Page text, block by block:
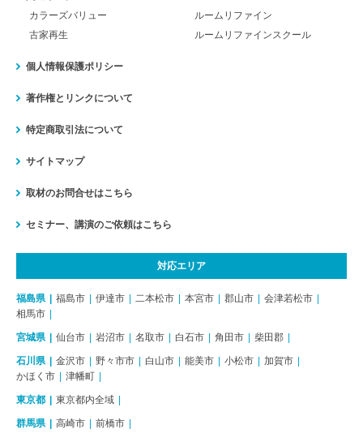
カラーズバリュー
ルームリファイン
古家再生
ルームリファインスクール
個人情報保護ポリシー
著作権とリンクについて
特定商取引法について
サイトマップ
取材のお問合せはこちら
セミナー、講演のご依頼はこちら
対応エリア
福島県 福島市 伊達市 二本松市 本宮市 郡山市
会津若松市
相馬市
宮城県 仙台市 岩沼市 名取市 白石市 角田市 柴田郡
石川県 金沢市 野々市市 白山市 能美市 小松市
加賀市
かほく市
津幡町
東京都 東京都内全域
群馬県 高崎市 前橋市